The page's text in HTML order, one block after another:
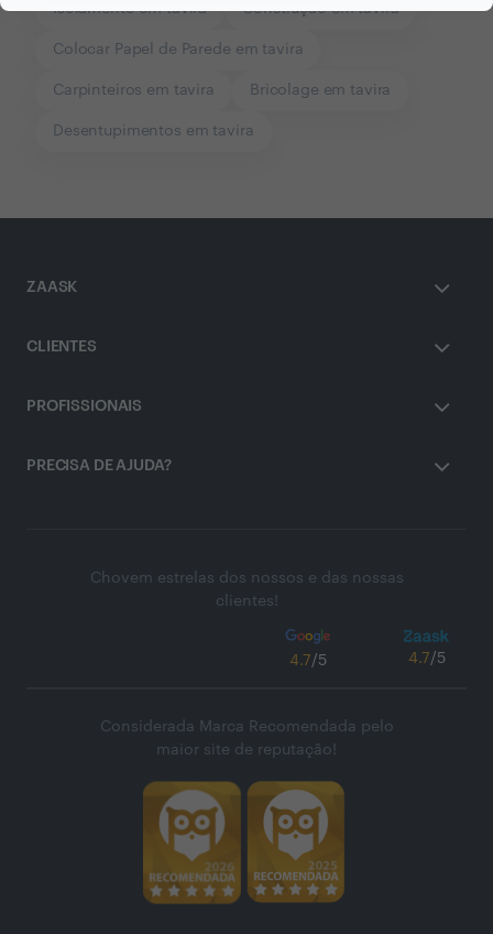
Isolamento em tavira Construção em tavira
Colocar Papel de Parede em tavira
Carpinteiros em tavira Bricolage em tavira
Desentupimentos em tavira
ZAASK
CLIENTES
PROFISSIONAIS
PRECISA DE AJUDA?
Chovem estrelas dos nossos e das nossas
clientes!
4.7/5 4.7/5
Considerada Marca Recomendada pelo
maior site de reputação!